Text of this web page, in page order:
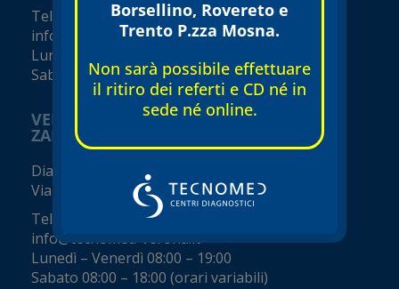
Tel.
045 8002248
info@tecnomed-verona.it
Lunedì – Venerdì 08:00 – 19:00
Sabato 08:00 – 16:00 (orari variabili)
VERONA
ZAI - Viale del Commercio
Diagnostica e visite specialistiche
Viale del Commercio, 14 (Zai)
Tel.
info@tecnomed-verona.it
Lunedì – Venerdì 08:00 – 19:00
Sabato 08:00 – 18:00 (orari variabili)
Borsellino, Rovereto e
Trento P.zza Mosna.
Non sarà possibile effettuare
il ritiro dei referti e CD né in
sede né online.